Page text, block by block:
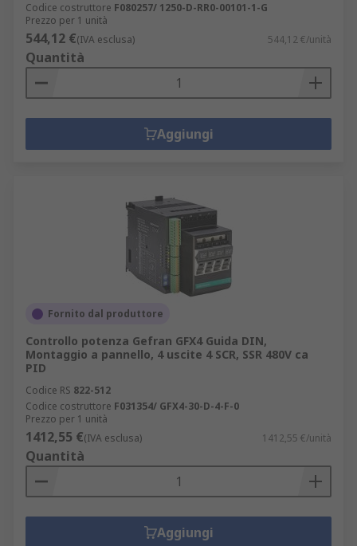
Codice costruttore F080257/ 1250-D-RR0-00101-1-G
Prezzo per 1 unità
544,12 €(IVA esclusa) 544,12 €/unità
Quantità
Aggiungi
Fornito dal produttore
Controllo potenza Gefran GFX4 Guida DIN,
Montaggio a pannello, 4 uscite 4 SCR, SSR 480V ca
PID
Codice RS 822-512
Codice costruttore F031354/ GFX4-30-D-4-F-0
Prezzo per 1 unità
1412,55 €(IVA esclusa) 1412,55 €/unità
Quantità
Aggiungi